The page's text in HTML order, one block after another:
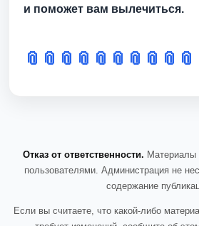
и поможет вам вылечиться.
📎 📎 📎 📎 📎 📎 📎 📎 📎 📎
Отказ от ответственности. Материалы
пользователями. Администрация не
содержание
Если вы считаете, что какой-либо